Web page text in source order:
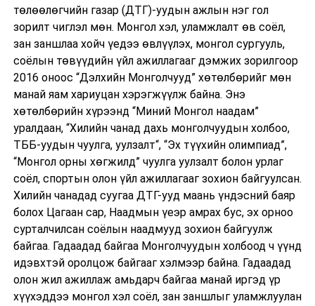
төлөөлөгчийн газар (ДТГ)-уудын ажлын нэг гол
зорилт чиглэл мөн. Монгол хэл, уламжлалт өв соёл,
зан заншлаа хойч үедээ өвлүүлэх, монгол сургууль,
соёлын төвүүдийн үйл ажиллагааг дэмжих зорилгоор
2016 оноос “Дэлхийн Монголчууд” хөтөлбөрийг мөн
манай яам хариуцан хэрэгжүүлж байна. Энэ
хөтөлбөрийн хүрээнд “Миний Монгол наадам”
уралдаан, “Хилийн чанад дахь монголчуудын холбоо,
ТББ-уудын чуулга, уулзалт“, “Эх түүхийн олимпиад”,
“Монгол орны хөгжилд” чуулга уулзалт болон урлаг
соёл, спортын олон үйл ажиллагааг зохион байгуулсан.
Хилийн чанадад суугаа ДТГ-ууд маань үндэсний баяр
болох Цагаан сар, Наадмын үеэр амрах бус, эх орноо
сурталчилсан соёлын наадмууд зохион байгуулж
байгаа. Гадаадад байгаа Монголчуудын холбоод ч үүнд
идэвхтэй оролцож байгааг хэлмээр байна. Гадаадад
олон жил ажиллаж амьдарч байгаа манай иргэд үр
хүүхэддээ монгол хэл соёл, зан заншлыг уламжлуулан